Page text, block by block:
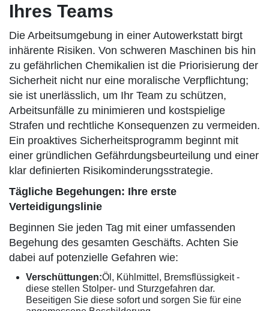
Ihres Teams
Die Arbeitsumgebung in einer Autowerkstatt birgt
inhärente Risiken. Von schweren Maschinen bis hin
zu gefährlichen Chemikalien ist die Priorisierung der
Sicherheit nicht nur eine moralische Verpflichtung;
sie ist unerlässlich, um Ihr Team zu schützen,
Arbeitsunfälle zu minimieren und kostspielige
Strafen und rechtliche Konsequenzen zu vermeiden.
Ein proaktives Sicherheitsprogramm beginnt mit
einer gründlichen Gefährdungsbeurteilung und einer
klar definierten Risikominderungsstrategie.
Tägliche Begehungen: Ihre erste
Verteidigungslinie
Beginnen Sie jeden Tag mit einer umfassenden
Begehung des gesamten Geschäfts. Achten Sie
dabei auf potenzielle Gefahren wie:
Verschüttungen:Öl, Kühlmittel, Bremsflüssigkeit -
diese stellen Stolper- und Sturzgefahren dar.
Beseitigen Sie diese sofort und sorgen Sie für eine